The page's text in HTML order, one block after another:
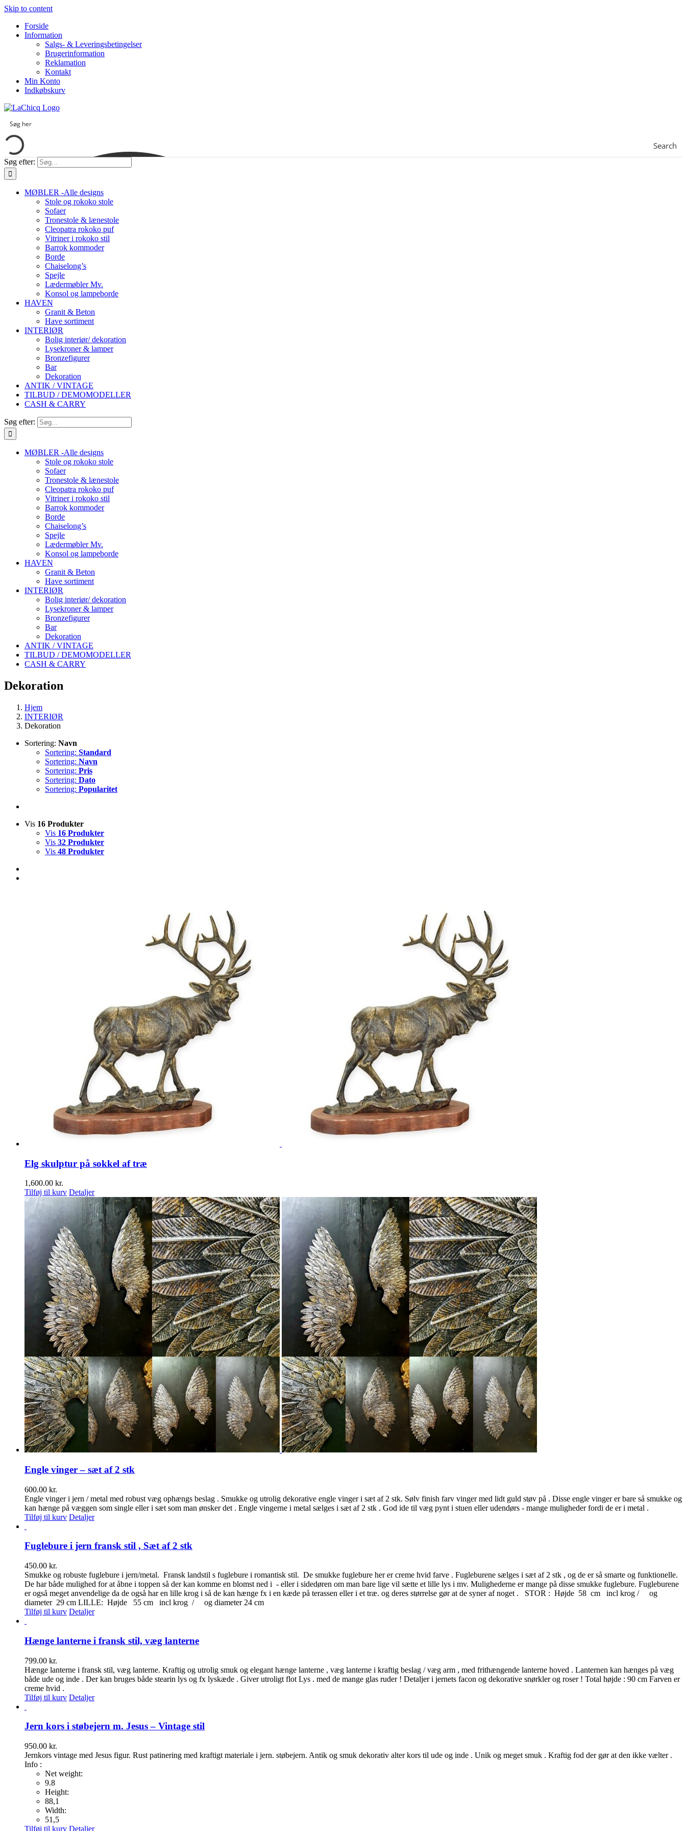
Skip to content
Forside
Information
Salgs- & Leveringsbetingelser
Brugerinformation
Reklamation
Kontakt
Min Konto
Indkøbskurv
Search
Søg efter:
MØBLER -Alle designs
Stole og rokoko stole
Sofaer
Tronestole & lænestole
Cleopatra rokoko puf
Vitriner i rokoko stil
Barrok kommoder
Borde
Chaiselong’s
Spejle
Lædermøbler Mv.
Konsol og lampeborde
HAVEN
Granit & Beton
Have sortiment
INTERIØR
Bolig interiør/ dekoration
Lysekroner & lamper
Bronzefigurer
Bar
Dekoration
ANTIK / VINTAGE
TILBUD / DEMOMODELLER
CASH & CARRY
Søg efter:
MØBLER -Alle designs
Stole og rokoko stole
Sofaer
Tronestole & lænestole
Cleopatra rokoko puf
Vitriner i rokoko stil
Barrok kommoder
Borde
Chaiselong’s
Spejle
Lædermøbler Mv.
Konsol og lampeborde
HAVEN
Granit & Beton
Have sortiment
INTERIØR
Bolig interiør/ dekoration
Lysekroner & lamper
Bronzefigurer
Bar
Dekoration
ANTIK / VINTAGE
TILBUD / DEMOMODELLER
CASH & CARRY
Dekoration
Hjem
INTERIØR
Dekoration
Sortering: Navn
Sortering: Standard
Sortering: Navn
Sortering: Pris
Sortering: Dato
Sortering: Popularitet
Vis 16 Produkter
Vis 16 Produkter
Vis 32 Produkter
Vis 48 Produkter
Elg skulptur på sokkel af træ
1,600.00 kr.
Tilføj til kurv Detaljer
Engle vinger – sæt af 2 stk
600.00 kr.
Engle vinger i jern / metal med robust væg ophængs beslag . Smukke og utrolig dekorative engle vinger i sæt af 2 stk. Sølv finish farv vinger med lidt guld støv på . Disse engle vinger er bare så smukke og
kan hænge på væggen som single eller i sæt som man ønsker det . Engle vingerne i metal sælges i sæt af 2 stk . God ide til væg pynt i stuen eller udendørs - mange muligheder fordi de er i metal .
Tilføj til kurv Detaljer
Fuglebure i jern fransk stil , Sæt af 2 stk
450.00 kr.
Smukke og robuste fuglebure i jern/metal. Fransk landstil s fuglebure i romantisk stil. De smukke fuglebure her er creme hvid farve . Fugleburene sælges i sæt af 2 stk , og de er så smarte og funktionelle.
De har både mulighed for at åbne i toppen så der kan komme en blomst ned i - eller i sidedøren om man bare lige vil sætte et lille lys i mv. Mulighederne er mange på disse smukke fuglebure. Fugleburene
er også meget anvendelige da de også har en lille krog i så de kan hænge fx i en kæde på terassen eller i et træ. og deres størrelse gør at de syner af noget . STOR : Højde 58 cm incl krog / og
diameter 29 cm LILLE: Højde 55 cm incl krog / og diameter 24 cm
Tilføj til kurv Detaljer
Hænge lanterne i fransk stil, væg lanterne
799.00 kr.
Hænge lanterne i fransk stil, væg lanterne. Kraftig og utrolig smuk og elegant hænge lanterne , væg lanterne i kraftig beslag / væg arm , med frithængende lanterne hoved . Lanternen kan hænges på væg
både ude og inde . Der kan bruges både stearin lys og fx lyskæde . Giver utroligt flot Lys . med de mange glas ruder ! Detaljer i jernets facon og dekorative snørkler og roser ! Total højde : 90 cm Farven er
creme hvid .
Tilføj til kurv Detaljer
Jern kors i støbejern m. Jesus – Vintage stil
950.00 kr.
Jernkors vintage med Jesus figur. Rust patinering med kraftigt materiale i jern. støbejern. Antik og smuk dekorativ alter kors til ude og inde . Unik og meget smuk . Kraftig fod der gør at den ikke vælter .
Info :
Net weight:
9.8
Height:
88,1
Width:
51,5
Tilføj til kurv Detaljer